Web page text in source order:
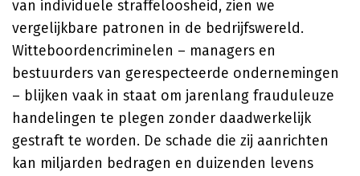
van individuele straffeloosheid, zien we
vergelijkbare patronen in de bedrijfswereld.
Witteboordencriminelen – managers en
bestuurders van gerespecteerde ondernemingen
– blijken vaak in staat om jarenlang frauduleuze
handelingen te plegen zonder daadwerkelijk
gestraft te worden. De schade die zij aanrichten
kan miljarden bedragen en duizenden levens